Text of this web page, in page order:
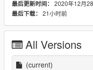
-Install the original
-Replace, through
path
mods/update/x64/
5/vehicles.rpf
最后更新时间： 2020年12月
最后下载： 21小时前
All Versions
(current)